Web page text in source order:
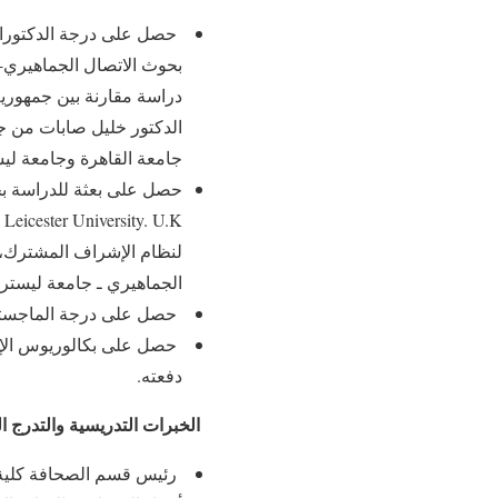
حصل على درجة
الدكتور خليل صابات من
جامعة القاهرة وجامعة
الجماهيري ـ جامعة
حصل على درجة الماجستير من
دفعته.
الخبرات التدريسية والتدرج
رئيس قسم الصحافة كلية